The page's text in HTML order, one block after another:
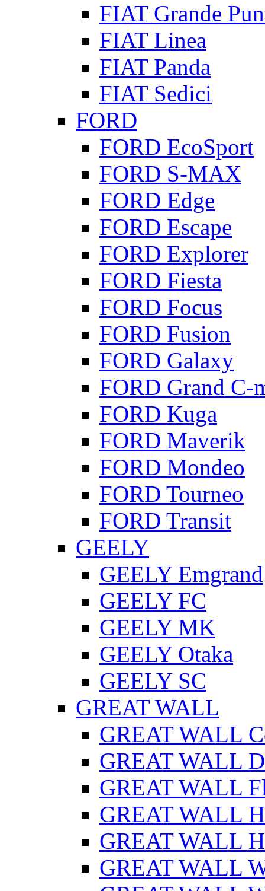
FIAT Grande
FIAT Linea
FIAT Panda
FIAT Sedici
FORD
FORD EcoSport
FORD S-MAX
FORD Edge
FORD Escape
FORD Explorer
FORD Fiesta
FORD Focus
FORD Fusion
FORD Galaxy
FORD Grand C-
FORD Kuga
FORD Maverik
FORD Mondeo
FORD Tourneo
FORD Transit
GEELY
GEELY Emgrand
GEELY FC
GEELY MK
GEELY Otaka
GEELY SC
GREAT WALL
GREAT WALL
GREAT WALL
GREAT WALL
GREAT WALL
GREAT WALL
GREAT WALL